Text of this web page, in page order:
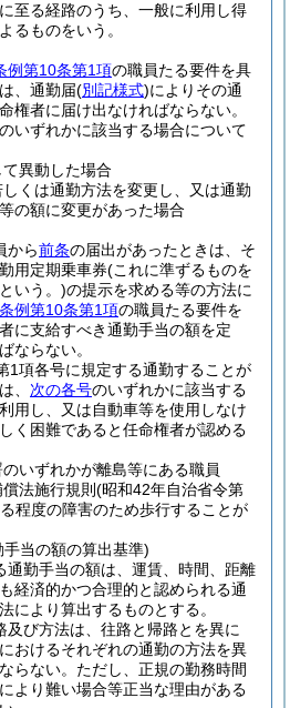
至る経路のうち、一般に利用し得
るものをいう。
例第10条第1項の職員たる要件を具
、通勤届(別記様式)によりその通
権者に届け出なければならない。
のいずれかに該当する場合について
異動した場合
くは通勤方法を変更し、又は通勤
の額に変更があった場合
から前条の届出があったときは、そ
用定期乗車券(これに準ずるものを
いう。)の提示を求める等の方法に
条例第10条第1項の職員たる要件を
に支給すべき通勤手当の額を定
ならない。
1項各号に規定する通勤することが
、 次の各号のいずれかに該当する
用し、又は自動車等を使用しなけ
く困難であると任命権者が認める
いずれかが離島等にある職員
法施行規則 (昭和42年自治省令第
程度の障害のため歩行することが
当の額の算出基準)
通勤手当の額は、運賃、時間、距離
経済的かつ合理的と認められる通
により算出するものとする。
及び方法は、往路と帰路とを異に
おけるそれぞれの通勤の方法を異
らない。 ただし、正規の勤務時間
より難い場合等正当な理由がある